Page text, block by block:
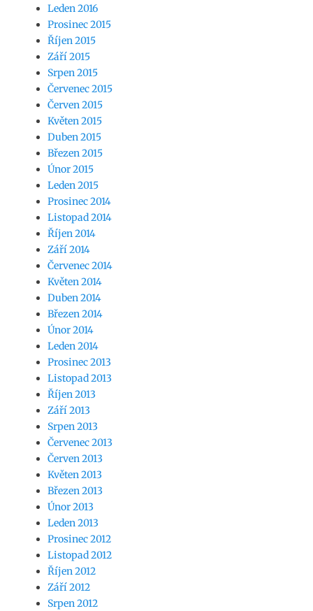
Leden 2016
Prosinec 2015
Říjen 2015
Září 2015
Srpen 2015
Červenec 2015
Červen 2015
Květen 2015
Duben 2015
Březen 2015
Únor 2015
Leden 2015
Prosinec 2014
Listopad 2014
Říjen 2014
Září 2014
Červenec 2014
Květen 2014
Duben 2014
Březen 2014
Únor 2014
Leden 2014
Prosinec 2013
Listopad 2013
Říjen 2013
Září 2013
Srpen 2013
Červenec 2013
Červen 2013
Květen 2013
Březen 2013
Únor 2013
Leden 2013
Prosinec 2012
Listopad 2012
Říjen 2012
Září 2012
Srpen 2012